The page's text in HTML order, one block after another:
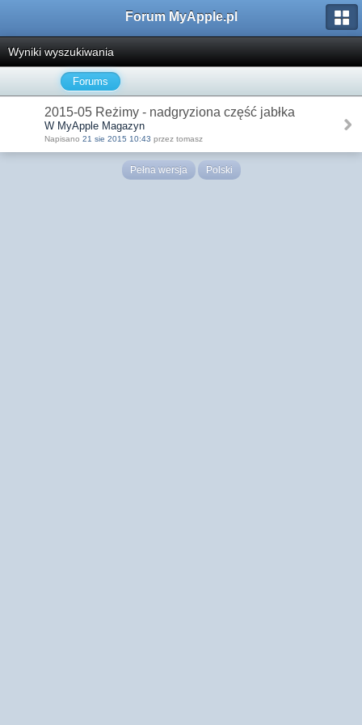
Forum MyApple.pl
Wyniki wyszukiwania
Forums
2015-05 Reżimy - nadgryziona część jabłka
W MyApple Magazyn
Napisano 21 sie 2015 10:43 przez tomasz
Pełna wersja Polski